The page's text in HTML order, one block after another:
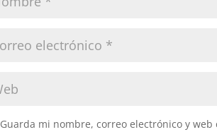
Guarda mi nombre, correo electrónico y